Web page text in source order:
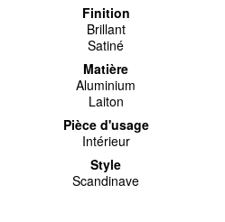
Finition
Brillant
Satiné
Matière
Aluminium
Laiton
Pièce d'usage
Intérieur
Style
Scandinave